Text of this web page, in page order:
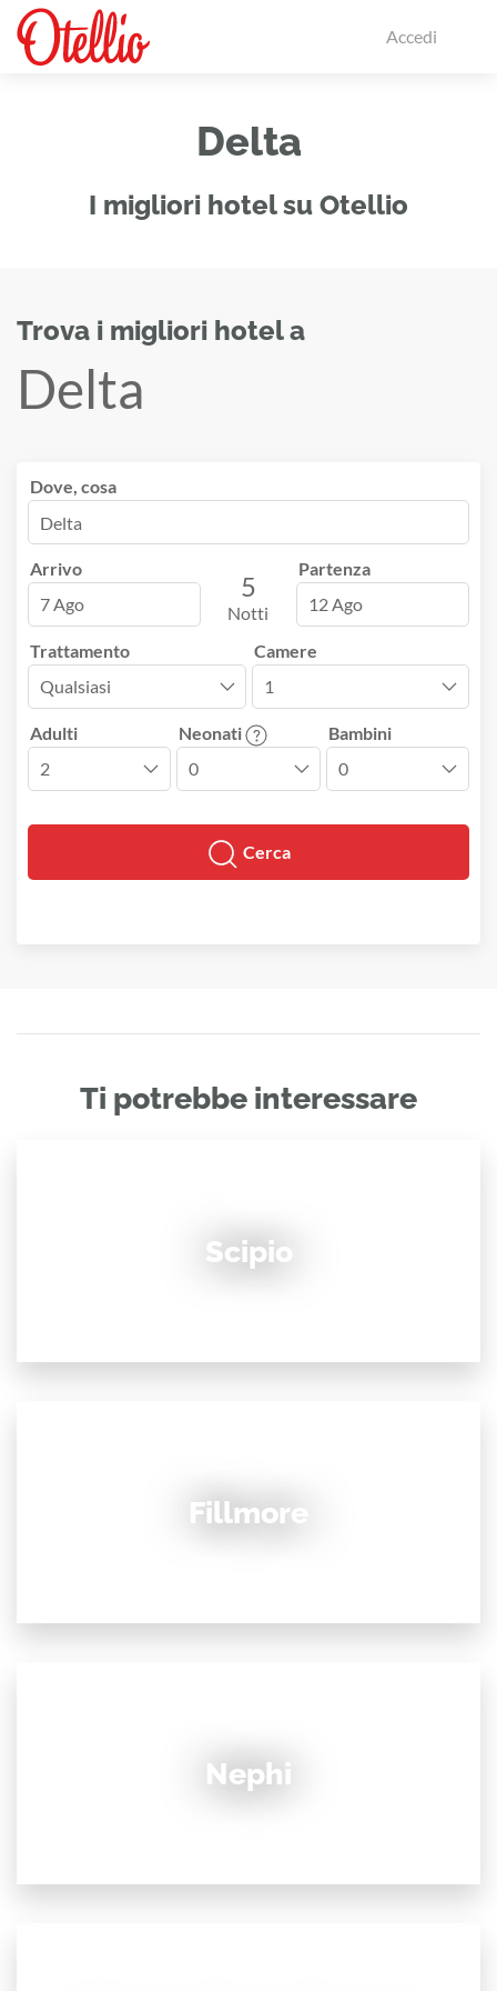
Accedi
Delta
I migliori hotel su Otellio
Trova i migliori hotel a
Delta
Dove, cosa
Arrivo
7 Ago
5
Notti
Partenza
12 Ago
Trattamento Camere
Adulti Neonati Bambini
Cerca
Ti potrebbe interessare
Scipio
Fillmore
Nephi